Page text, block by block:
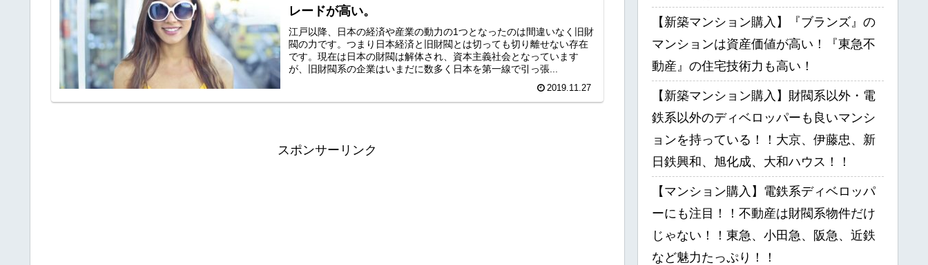
レードが高い。
江戸以降、日本の経済や産業の動力の1つとなったのは間違いなく旧財
閥の力です。つまり日本経済と旧財閥とは切っても切り離せない存在
です。現在は日本の財閥は解体され、資本主義社会となっています
が、旧財閥系の企業はいまだに数多く日本を第一線で引っ張...
2019.11.27
スポンサーリンク
【新築マンション購入】『ブランズ』の
マンションは資産価値が高い！『東急不
動産』の住宅技術力も高い！
【新築マンション購入】財閥系以外・電
鉄系以外のディベロッパーも良いマンシ
ョンを持っている！！大京、伊藤忠、新
日鉄興和、旭化成、大和ハウス！！
【マンション購入】電鉄系ディベロッパ
ーにも注目！！不動産は財閥系物件だけ
じゃない！！東急、小田急、阪急、近鉄
など魅力たっぷり！！